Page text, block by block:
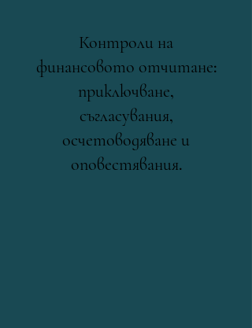
Контроли на
финансовото отчитане:
приключване,
съгласувания,
осчетоводяване и
оповестявания.